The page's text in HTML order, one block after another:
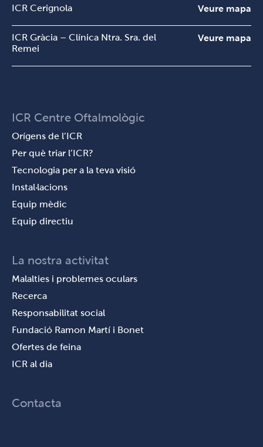
ICR Cerignola Veure mapa
ICR Gràcia – Clínica Ntra. Sra. del
Remei
Veure mapa
ICR Centre Oftalmològic
Orígens de l’ICR
Per què triar l’ICR?
Tecnologia per a la teva visió
Instal·lacions
Equip mèdic
Equip directiu
La nostra activitat
Malalties i problemes oculars
Recerca
Responsabilitat social
Fundació Ramon Martí i Bonet
Ofertes de feina
ICR al dia
Contacta